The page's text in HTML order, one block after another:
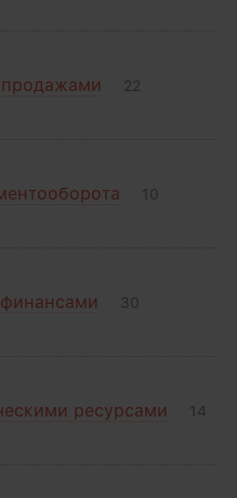
продажами 22
10
30
ресурсами 14